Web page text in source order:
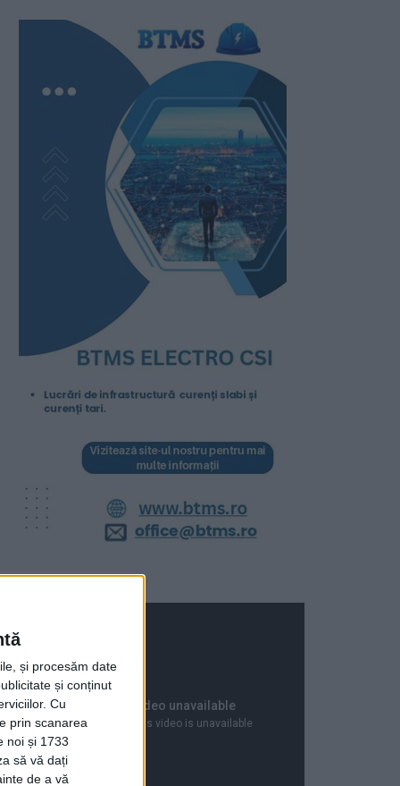
și procesăm date
și conținut
Cu
prin scanarea
noi și 1733
să vă dați
de a vă